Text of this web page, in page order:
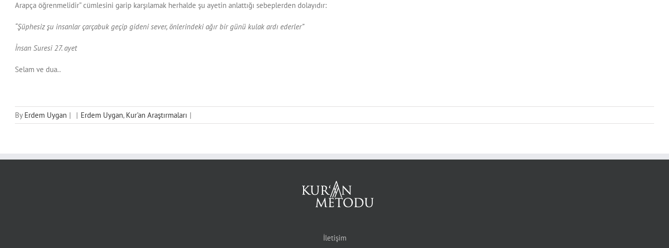
Arapça öğrenmelidir” cümlesini garip karşılamak herhalde şu ayetin anlattığı sebeplerden dolayıdır:
“Şüphesiz şu insanlar çarçabuk geçip gideni sever, önlerindeki ağır bir günü kulak ardı ederler”
İnsan Suresi 27. ayet
Selam ve dua..
By Erdem Uygan | | Erdem Uygan, Kur'an Araştırmaları |
İletişim